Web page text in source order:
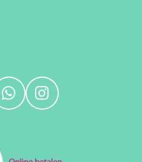
W
t
I